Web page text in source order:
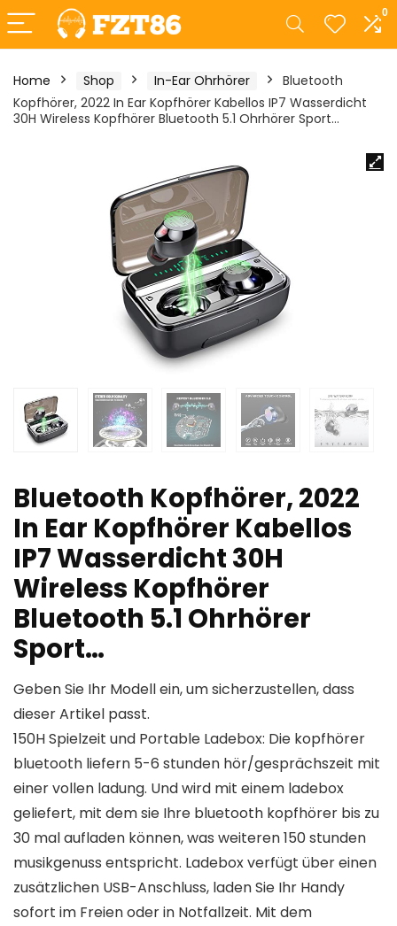
0
Home Shop In-Ear Ohrhörer
Bluetooth
Kopfhörer, 2022 In Ear Kopfhörer Kabellos IP7 Wasserdicht
30H Wireless Kopfhörer Bluetooth 5.1 Ohrhörer Sport…
Bluetooth Kopfhörer, 2022
In Ear Kopfhörer Kabellos
IP7 Wasserdicht 30H
Wireless Kopfhörer
Bluetooth 5.1 Ohrhörer
Sport…
Geben Sie Ihr Modell ein, um sicherzustellen, dass
dieser Artikel passt.
150H Spielzeit und Portable Ladebox: Die kopfhörer
bluetooth liefern 5-6 stunden hör/gesprächszeit mit
einer vollen ladung. Und wird mit einem ladebox
geliefert, mit dem sie Ihre bluetooth kopfhörer bis zu
30 mal aufladen können, was weiteren 150 stunden
musikgenuss entspricht. Ladebox verfügt über einen
zusätzlichen USB-Anschluss, laden Sie Ihr Handy
sofort im Freien oder in Notfallzeit. Mit dem